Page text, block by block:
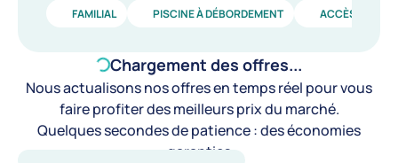
FAMILIAL PISCINE À DÉBORDEMENT ACCÈS PLAGE
Chargement des offres...
Nous actualisons nos offres en temps réel pour vous
faire profiter des meilleurs prix du marché.
Quelques secondes de patience : des économies
garanties